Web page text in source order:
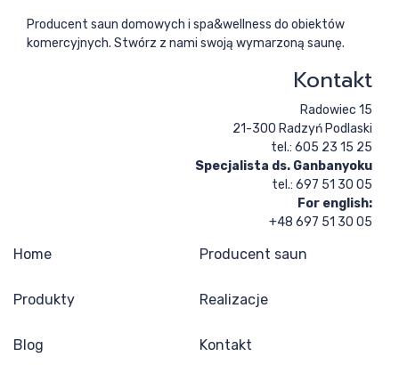
Producent saun domowych i spa&wellness do obiektów
komercyjnych. Stwórz z nami swoją wymarzoną saunę.
Kontakt
Radowiec 15
21-300 Radzyń Podlaski
tel.: 605 23 15 25
Specjalista ds. Ganbanyoku
tel.: 697 51 30 05
For english:
+48 697 51 30 05
Home Producent saun
Produkty Realizacje
Blog Kontakt